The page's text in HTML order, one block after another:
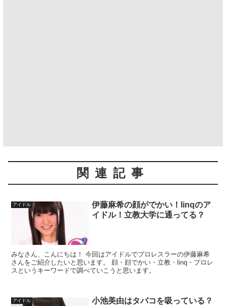
関連記事
アイドル
伊藤麻希の顔がでかい！linqのア
イドル！立教大学に通ってる？
みなさん、こんにちは！ 今回はアイドルでプロレスラーの伊藤麻希
さんをご紹介したいと思います。 顔・顔でかい・立教・linq・プロレ
スというキーワードで調べていこうと思います。
アイドル
小池美由はタバコを吸っている？